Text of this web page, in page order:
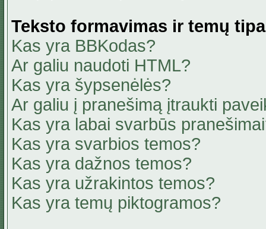
Teksto formavimas ir temų
Kas yra BBKodas?
Ar galiu naudoti HTML?
Kas yra šypsenėlės?
Ar galiu į pranešimą įtraukti
Kas yra labai svarbūs
Kas yra svarbios temos?
Kas yra dažnos temos?
Kas yra užrakintos temos?
Kas yra temų piktogramos?